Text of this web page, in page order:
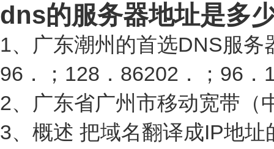
dns的服务器地址是多
1、广东潮州的首选DNS服
96．；128．86202．；96
2、广东省广州市移动宽带（
3、概述 把域名翻译成IP地